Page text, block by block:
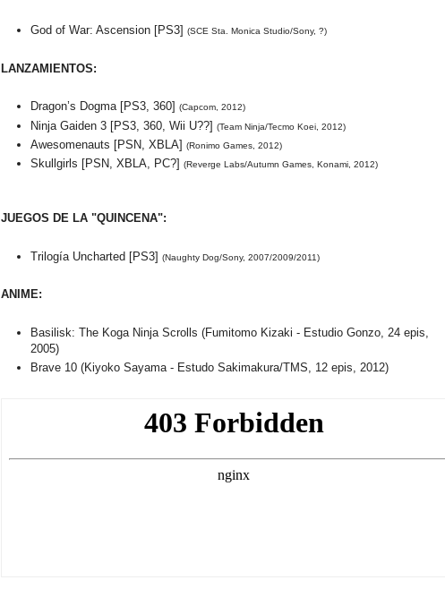
God of War: Ascension [PS3] (SCE Sta. Monica Studio/Sony, ?)
LANZAMIENTOS:
Dragon’s Dogma [PS3, 360] (Capcom, 2012)
Ninja Gaiden 3 [PS3, 360, Wii U??] (Team Ninja/Tecmo Koei, 2012)
Awesomenauts [PSN, XBLA] (Ronimo Games, 2012)
Skullgirls [PSN, XBLA, PC?] (Reverge Labs/Autumn Games, Konami, 2012)
JUEGOS DE LA "QUINCENA":
Trilogía Uncharted [PS3] (Naughty Dog/Sony, 2007/2009/2011)
ANIME:
Basilisk: The Koga Ninja Scrolls (Fumitomo Kizaki - Estudio Gonzo, 24 epis,
2005)
Brave 10 (Kiyoko Sayama - Estudo Sakimakura/TMS, 12 epis, 2012)